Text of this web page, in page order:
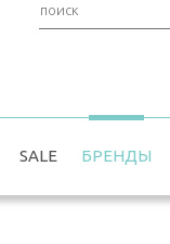
SALE БРЕНДЫ